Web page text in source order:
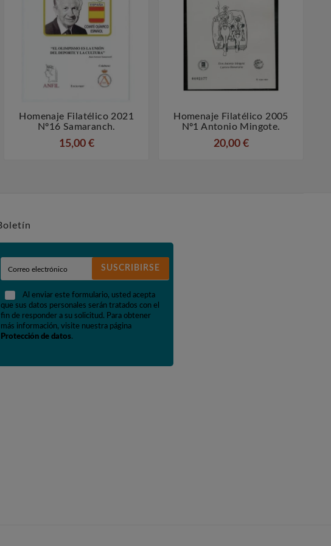
 
Homenaje Filatélico 2021
Nº16 Samaranch.
15,00 €
 
Homenaje Filatélico 2005
Nº1 Antonio Mingote.
20,00 €
SUSCRIBIRSE
Al enviar este formulario, usted acepta
que sus datos personales serán tratados con el
fin de responder a su solicitud. Para obtener
más información, visite nuestra página
Protección de datos.